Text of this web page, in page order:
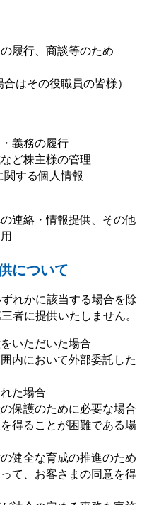
履行、商談等のため
はその役職員の皆様）
義務の履行
ど株主様の管理
する個人情報
連絡・情報提供、その他
について
れかに該当する場合を除
者に提供いたしません。
いただいた場合
内において外部委託した
た場合
保護のために必要な場合
得ることが困難である場
健全な育成の推進のため
て、お客さまの同意を得